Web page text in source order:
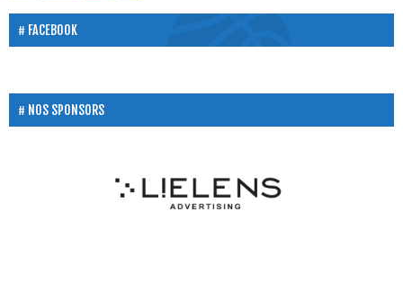
FACEBOOK
NOS SPONSORS